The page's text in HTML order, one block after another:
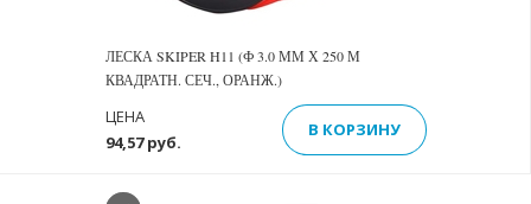
ЛЕСКА SKIPER H11 (Ф 3.0 ММ Х 250 М
КВАДРАТН. СЕЧ., ОРАНЖ.)
94,57 руб.
ЦЕНА
В КОРЗИНУ